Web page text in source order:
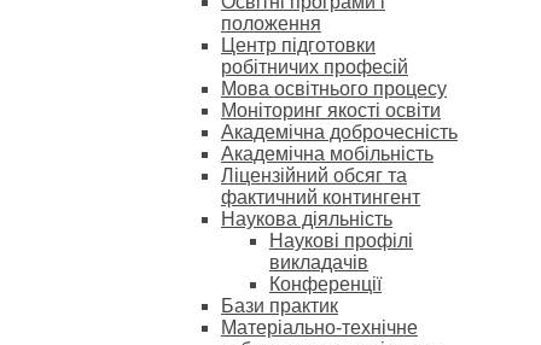
положення
Центр підготовки
робітничих професій
Мова освітнього процесу
Моніторинг якості освіти
Академічна доброчесність
Академічна мобільність
Ліцензійний обсяг та
фактичний контингент
Наукова діяльність
Наукові профілі
викладачів
Конференції
Бази практик
Матеріально-технічне